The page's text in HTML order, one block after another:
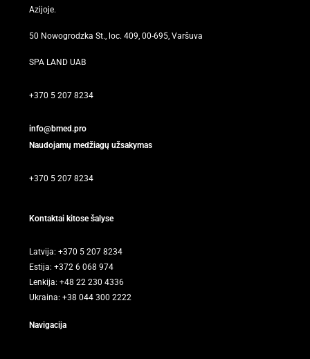
Azijoje.
50 Nowogrodzka St., loc. 409, 00-695, Varšuva
SPA LAND UAB
+370 5 207 8234
info@bmed.pro
Naudojamų medžiagų užsakymas
+370 5 207 8234
Kontaktai kitose šalyse
Latvija: +370 5 207 8234
Estija: +372 6 068 974
Lenkija: +48 22 230 4336
Ukraina: +38 044 300 2222
Navigacija